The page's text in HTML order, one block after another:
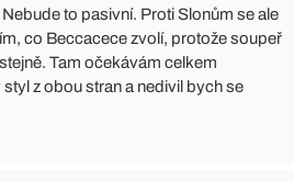
to pasivní. Proti Slonům se ale
co Beccacece zvolí, protože soupeř
Tam očekávám celkem
z obou stran a nedivil bych se